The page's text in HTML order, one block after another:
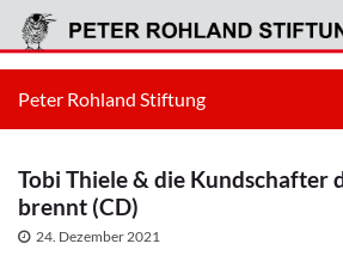
Peter Rohland Stiftung
Tobi Thiele & die Kundschafter
brennt (CD)
24. Dezember 2021